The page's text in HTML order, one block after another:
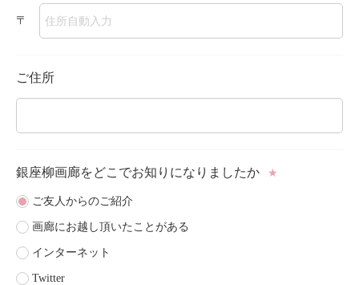
〒
ご住所
銀座柳画廊をどこでお知りになりましたか ★
ご友人からのご紹介
画廊にお越し頂いたことがある
インターネット
Twitter